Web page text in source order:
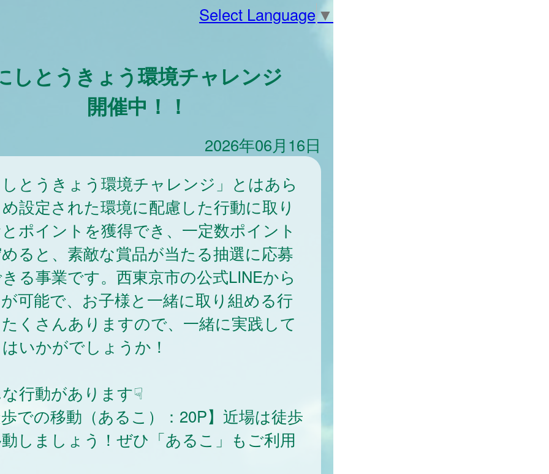
Select Language ▼
しとうきょう環境チャレンジ
開催中！！
2026年06月16日
とうきょう環境チャレンジ」とはあら
設定された環境に配慮した行動に取り
ポイントを獲得でき、一定数ポイント
ると、素敵な賞品が当たる抽選に応募
る事業です。西東京市の公式LINEから
可能で、お子様と一緒に取り組める行
くさんありますので、一緒に実践して
いかがでしょうか！
行動があります☟
での移動（あるこ）：20P】近場は徒歩
しましょう！ぜひ「あるこ」もご利用